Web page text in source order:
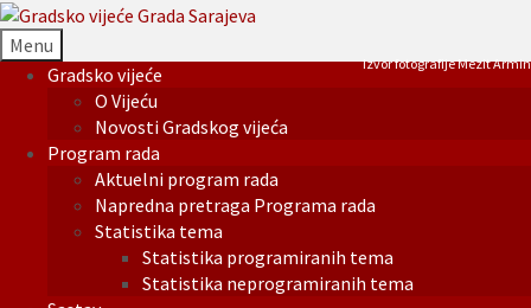
Menu
Gradsko vijeće
O Vijeću
Novosti Gradskog vijeća
Program rada
Aktuelni program rada
Napredna pretraga Programa rada
Statistika tema
Statistika programiranih tema
Statistika neprogramiranih tema
Izvor fotografije Mezit Armin